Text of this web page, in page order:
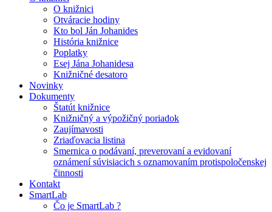
O knižnici
Otváracie hodiny
Kto bol Ján Johanides
História knižnice
Poplatky
Esej Jána Johanidesa
Knižničné desatoro
Novinky
Dokumenty
Štatút knižnice
Knižničný a výpožičný poriadok
Zaujímavosti
Zriaďovacia listina
Smernica o podávaní, preverovaní a evidovaní
oznámení súvisiacich s oznamovaním protispoločenskej
činnosti
Kontakt
SmartLab
Čo je SmartLab ?